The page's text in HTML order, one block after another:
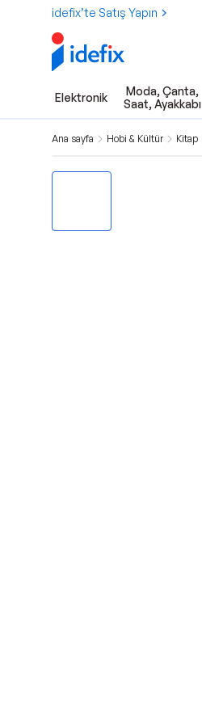
idefix’te Satış Yapın
Elektronik
Moda, Çanta,
Saat, Ayakkabı
Ana sayfa Hobi & Kültür Kitap